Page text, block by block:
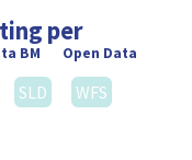
per
Open Data
BM
SLD
WFS